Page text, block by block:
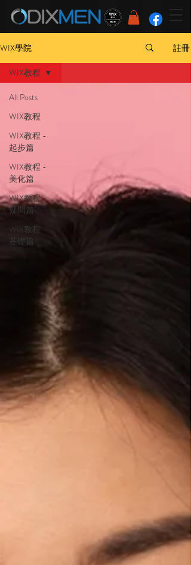
WIX學院 註冊
All Posts
WIX教程
WIX教程 -
起步篇
WIX教程 -
美化篇
WIX教程 -
疑問篇
WIX教程 -
基礎篇
WIX教程